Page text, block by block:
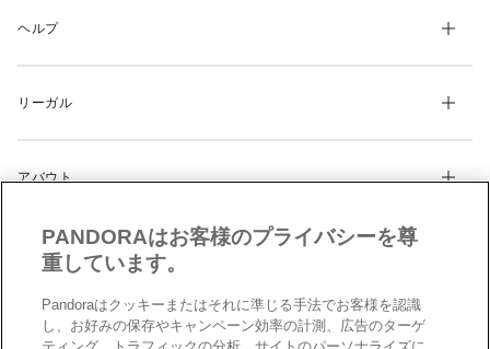
注文履歴
ウィッシュリスト
ヘルプ
配送について
返品・交換について
サイトマップ
お問い合わせ
リーガル
特定商取引に関する法律に基づく表示
クッキーポリシー
プライバシーポリシー
データ保護フォーム（英文）
現代奴隷法への対応（英文）
アバウト
CSR
採用情報
PANDORAはお客様のプライバシーを尊
重しています。
Pandoraはクッキーまたはそれに準じる手法でお客様を認識
し、お好みの保存やキャンペーン効率の計測、広告のターゲ